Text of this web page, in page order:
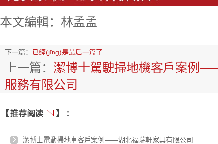
本文編輯：林孟孟
下一篇： 已經(jīng)是最后一篇了
上一篇： 潔博士駕駛掃地機客戶案例
服務有限公司
潔博士電動掃地車客戶案例——湖北福瑞軒家具有限公司